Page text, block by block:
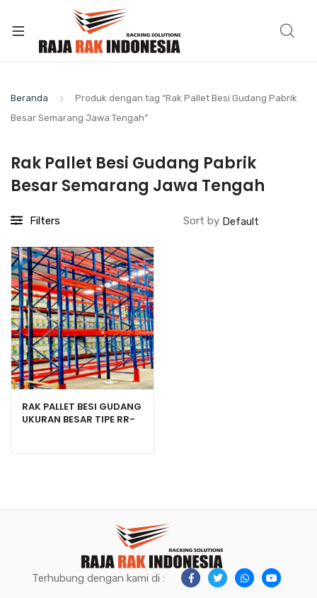
Beranda
Produk dengan tag “Rak Pallet Besi Gudang Pabrik
Besar Semarang Jawa Tengah”
Rak Pallet Besi Gudang Pabrik
Besar Semarang Jawa Tengah
Filters Sort by
RAK PALLET BESI GUDANG
UKURAN BESAR TIPE RR-
Terhubung dengan kami di :